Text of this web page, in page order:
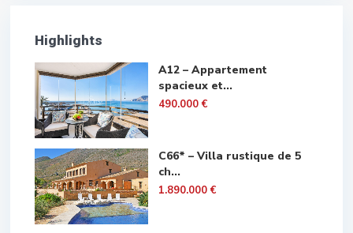
Highlights
A12 – Appartement
spacieux et...
490.000 €
C66* – Villa rustique de 5
ch...
1.890.000 €